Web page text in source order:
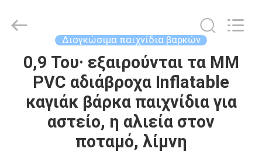
ΣΠΊΤΙ
ΠΡΟΪΌΝΤΑ
Inflatables
Limited.
Διογκώσιμα παιχνίδια βαρκών
0,9 Του· εξαιρούνται τα MM
PVC αδιάβροχα Inflatable
καγιάκ βάρκα παιχνίδια για
αστείο, η αλιεία στον
ποταμό, λίμνη